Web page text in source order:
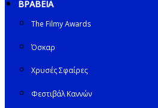
ΒΡΑΒΕΙΑ
The Filmy Awards
Όσκαρ
Χρυσές Σφαίρες
Φεστιβάλ Καννών